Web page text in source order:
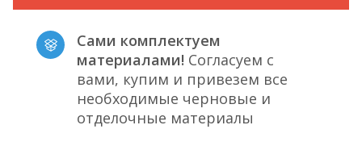
Сами комплектуем
материалами! Согласуем с
вами, купим и привезем все
необходимые черновые и
отделочные материалы